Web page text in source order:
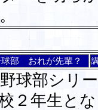
球部 おれが先輩？
球部シリ
２年生と